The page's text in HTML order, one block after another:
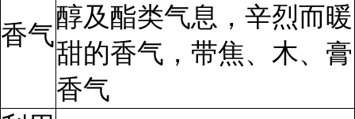
香气
醇及酯类气息，辛烈而暖
甜的香气，带焦、木、膏
香气